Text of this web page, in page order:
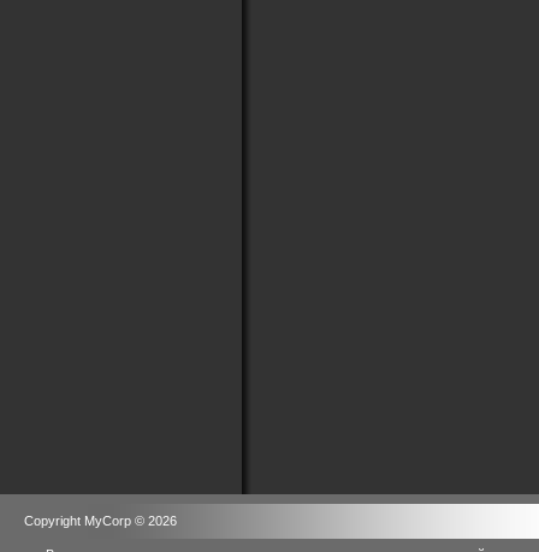
Copyright MyCorp © 2026